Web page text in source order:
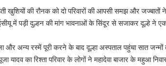
खुशियों की रौनक को दो परिवारों की आपसी समझ और जज्बातों
में पड़ी दुल्हन की मांग भावनाओं के सिंदूर से सजाकर दूल्हे ने
और अन्य रस्में पूरी करने के बाद दूल्हा अस्पताल पहुंचा सात
यादव का रिश्ता परिवार के लोगों ने महादेवा बाजार के महुआ